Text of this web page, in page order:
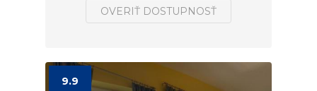
OVERIŤ DOSTUPNOSŤ
9.9